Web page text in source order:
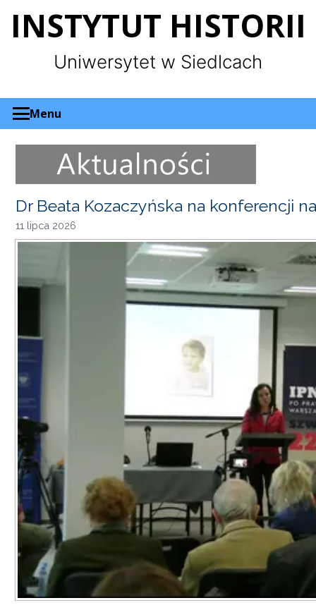
INSTYTUT HISTORII
Uniwersytet w Siedlcach
Menu
Dr Beata Kozaczyńska na konferencji
11 lipca 2026